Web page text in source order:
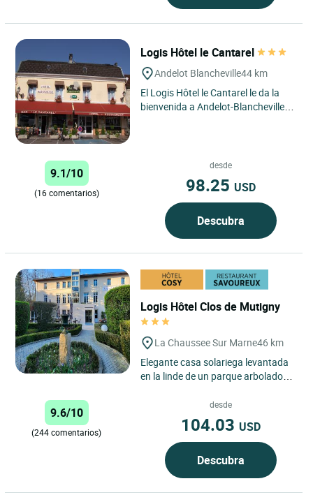
Logis Hôtel le Cantarel
Andelot Blancheville44 km
El Logis Hôtel le Cantarel le da la
bienvenida a Andelot-Blancheville,
9.1/10
(16 comentarios)
desde
98.25 USD
Descubra
Logis Hôtel Clos de Mutigny
La Chaussee Sur Marne46 km
Elegante casa solariega levantada
en la linde de un parque arbolado
propiedad perteneció en otros...
9.6/10
(244 comentarios)
desde
104.03 USD
Descubra